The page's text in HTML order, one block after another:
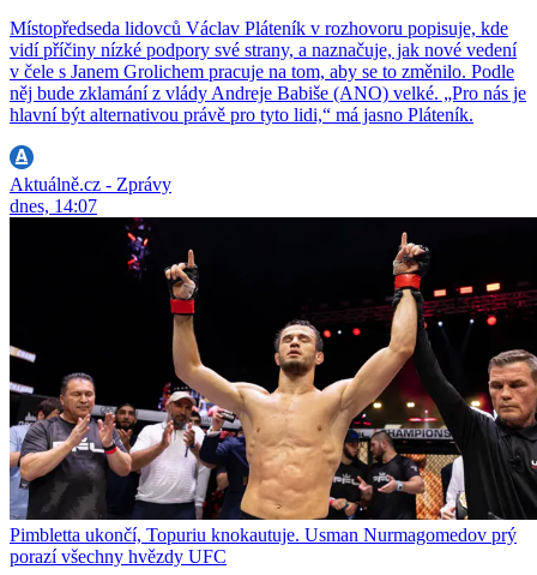
Místopředseda lidovců Václav Pláteník v rozhovoru popisuje, kde
vidí příčiny nízké podpory své strany, a naznačuje, jak nové vedení
v čele s Janem Grolichem pracuje na tom, aby se to změnilo. Podle
něj bude zklamání z vlády Andreje Babiše (ANO) velké. „Pro nás je
hlavní být alternativou právě pro tyto lidi,“ má jasno Pláteník.
Aktuálně.cz - Zprávy
dnes, 14:07
Pimbletta ukončí, Topuriu knokautuje. Usman Nurmagomedov prý
porazí všechny hvězdy UFC